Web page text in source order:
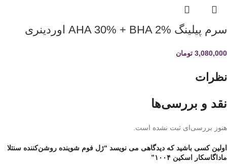
سرم پیلینگ AHA 30% + BHA 2% اوردینری
3,080,000 تومان
نظرات
نقد و بررسی‌ها
هنوز بررسی‌ای ثبت نشده است.
اولین کسی باشید که دیدگاهی می نویسد “ژل فوم شوینده روشن‌کننده سنتلا
ماداگاسکار اسکین ۱۰۰۴”